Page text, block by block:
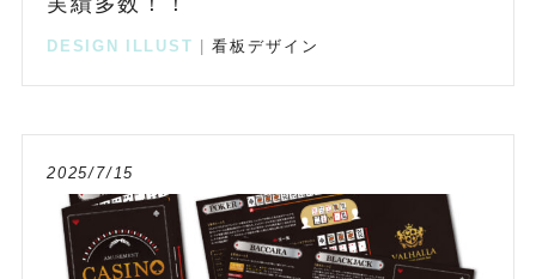
DESIGN ILLUST |看板デザイン
2025/7/15